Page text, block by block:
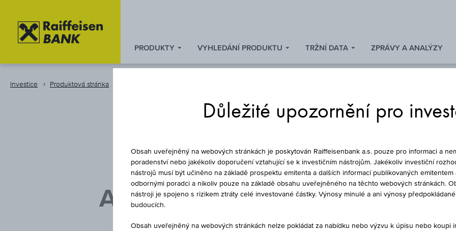
springen
Quicklinks
springen
PRODUKTY VYHLEDÁNÍ PRODUKTU TRŽNÍ DATA ZPRÁVY A ANALÝZY
Investice Produktová stránka
DLUHOPIS
ABBVIE INC 0.75% SNR 18/11/
Důležité upozornění pro
Obsah uveřejněný na webových stránkách je poskytován Raiffeisenbank a.s. pouze pro informaci a
poradenství nebo jakékoliv doporučení vztahující se k investičním nástrojům. Jakékoliv investiční
nástrojů musí být učiněno na základě prospektu emitenta a dalších informací publikovaných
odbornými poradci a nikoliv pouze na základě obsahu uveřejněného na těchto webových stránkách.
nástroji je spojeno s rizikem ztráty celé investované částky. Výnosy minulé a ani výnosy
budoucích.
Obsah uveřejněný na webových stránkách nelze pokládat za nabídku nebo výzvu k úpisu nebo koupi